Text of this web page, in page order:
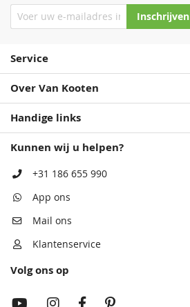
Inschrijven
Service
Over Van Kooten
Handige links
Kunnen wij u helpen?
+31 186 655 990
App ons
Mail ons
Klantenservice
Volg ons op